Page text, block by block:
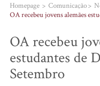
Homepage Comunicação
OA recebeu jovens alemães
OA recebeu
estudantes de
Setembro